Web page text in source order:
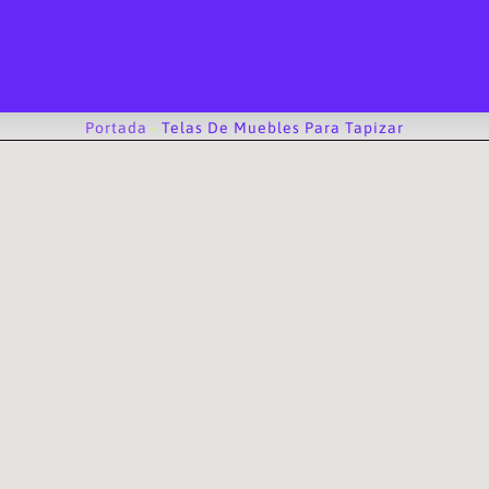
Portada - Telas De Muebles Para Tapizar